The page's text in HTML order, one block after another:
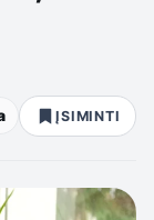
ĮSIMINTI